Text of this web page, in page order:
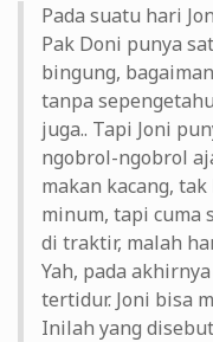
Pada suatu hari
Pak Doni punya
bingung,
tanpa
juga.. Tapi Joni
ngobrol-ngobrol
makan kacang,
minum, tapi cuma
di traktir, malah
Yah, pada
tertidur. Joni bisa
Inilah yang disebut